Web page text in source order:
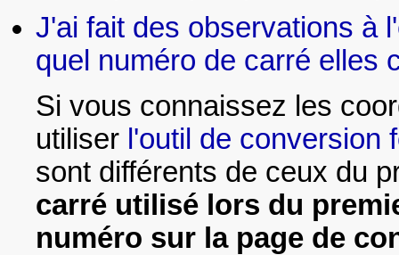
J'ai fait des observations à
quel numéro de carré elles
Si vous connaissez les
utiliser l'outil de conversion
sont différents de ceux du
carré utilisé lors du
numéro sur la page de